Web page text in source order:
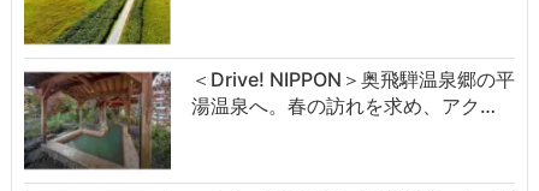
＜Drive! NIPPON＞奥飛騨温泉郷の平
湯温泉へ。春の訪れを求め、アク…